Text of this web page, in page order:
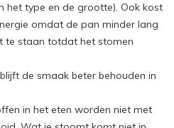
het type en de grootte). Ook kost
omdat de pan minder lang
te staan totdat het stomen
de smaak beter behouden in
in het eten worden niet met